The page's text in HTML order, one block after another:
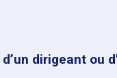
d’un dirigeant ou